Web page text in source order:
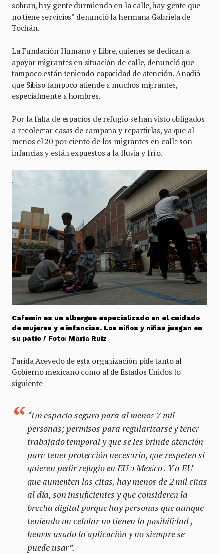
sobran, hay gente durmiendo en la calle, hay gente que
no tiene servicios” denunció la hermana Gabriela de
Tochán.
La Fundación Humano y Libre, quienes se dedican a
apoyar migrantes en situación de calle, denunció que
tampoco están teniendo capacidad de atención. Añadió
que Sibiso tampoco atiende a muchos migrantes,
especialmente a hombres.
Por la falta de espacios de refugio se han visto obligados
a recolectar casas de campaña y repartirlas, ya que al
menos el 20 por ciento de los migrantes en calle son
infancias y están expuestos a la lluvia y frío.
Cafemin es un albergue especializado en el cuidado
de mujeres y e infancias. Los niños y niñas juegan en
su patio / Foto: María Ruiz
Farida Acevedo de esta organización pide tanto al
Gobierno mexicano como al de Estados Unidos lo
siguiente:
“Un espacio seguro para al menos 7 mil
personas; permisos para regularizarse y tener
trabajado temporal y que se les brinde atención
para tener protección necesaria, que respeten si
quieren pedir refugio en EU o Mexico . Y a EU
que aumenten las citas, hay menos de 2 mil citas
al día, son insuficientes y que consideren la
brecha digital porque hay personas que aunque
teniendo un celular no tienen la posibilidad ,
hemos usado la aplicación y no siempre se
puede usar”.